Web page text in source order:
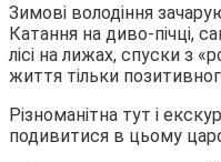
Зимові володіння
Катання на диво-пічці,
лісі на лижах, спуски з
життя тільки
Різноманітна тут і
подивитися в цьому